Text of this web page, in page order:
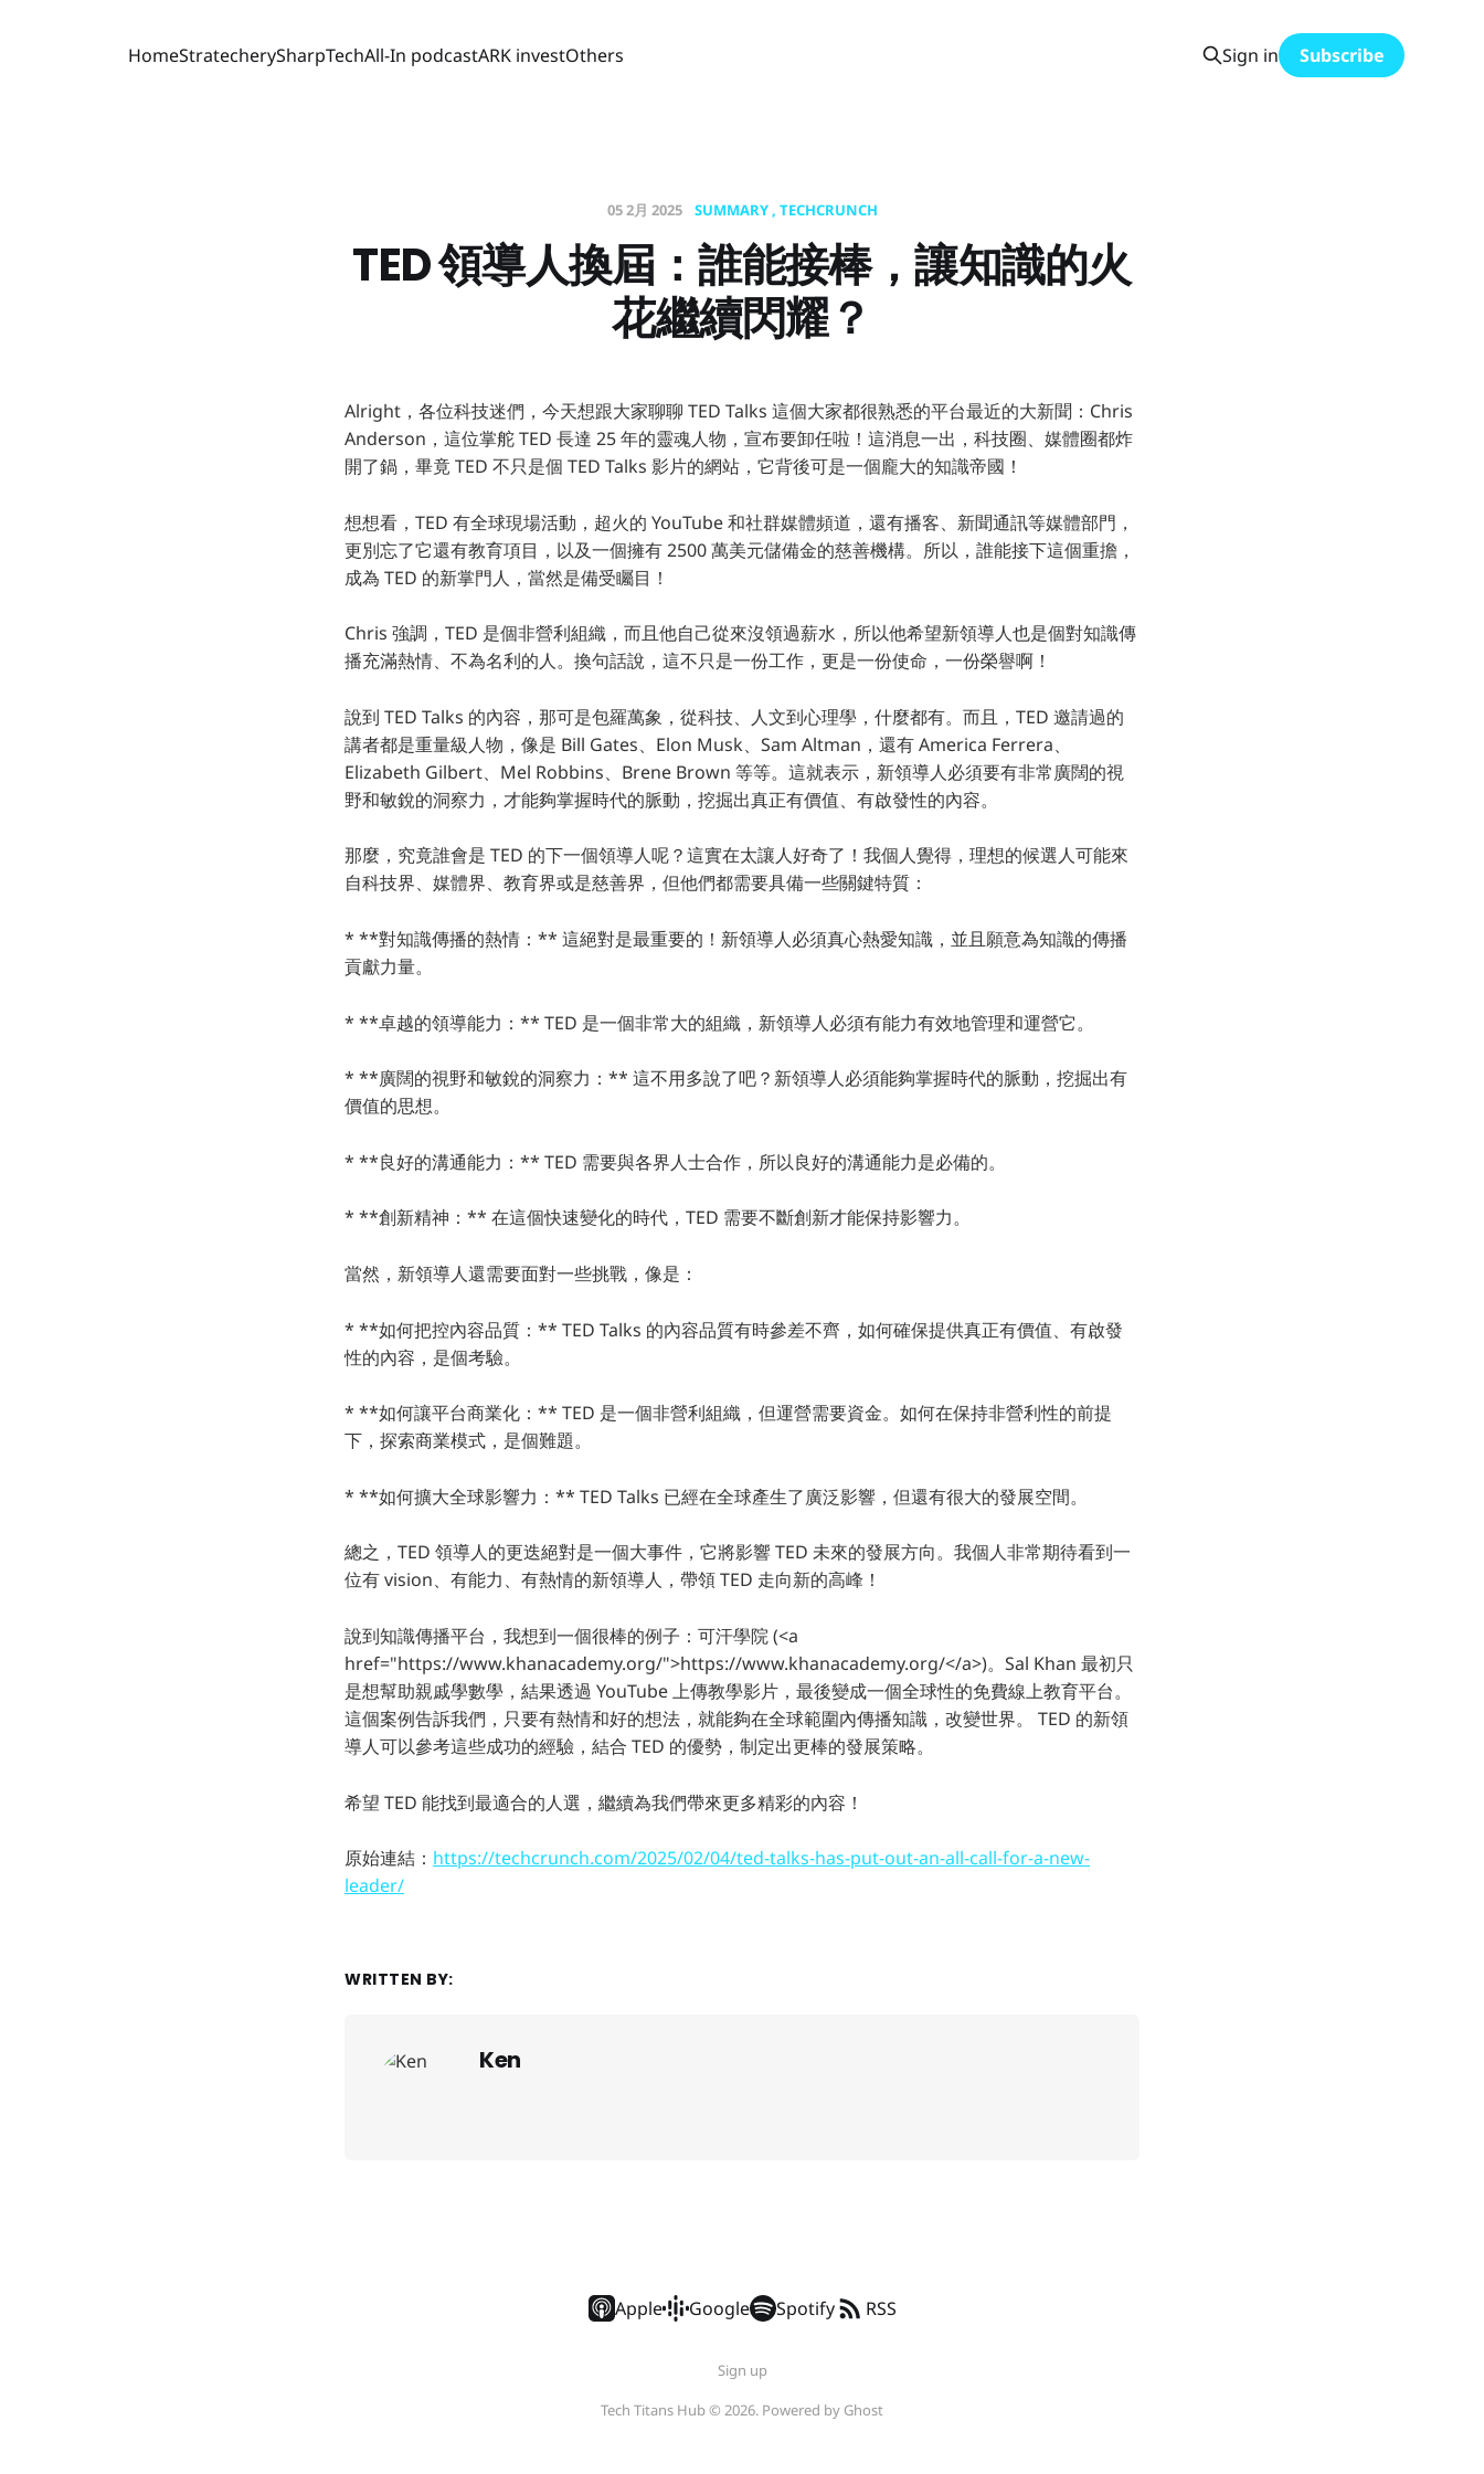
HomeStratecherySharpTechAll-In podcastARK investOthers Sign in Subscribe
05 2月 2025 SUMMARY TECHCRUNCH
TED 領導人換屆：誰能接棒，讓知識的火
花繼續閃耀？
Alright，各位科技迷們，今天想跟大家聊聊 TED Talks 這個大家都很熟悉的平台最近的大新聞：Chris
Anderson，這位掌舵 TED 長達 25 年的靈魂人物，宣布要卸任啦！這消息一出，科技圈、媒體圈都炸
開了鍋，畢竟 TED 不只是個 TED Talks 影片的網站，它背後可是一個龐大的知識帝國！
想想看，TED 有全球現場活動，超火的 YouTube 和社群媒體頻道，還有播客、新聞通訊等媒體部門，
更別忘了它還有教育項目，以及一個擁有 2500 萬美元儲備金的慈善機構。所以，誰能接下這個重擔，
成為 TED 的新掌門人，當然是備受矚目！
Chris 強調，TED 是個非營利組織，而且他自己從來沒領過薪水，所以他希望新領導人也是個對知識傳
播充滿熱情、不為名利的人。換句話說，這不只是一份工作，更是一份使命，一份榮譽啊！
說到 TED Talks 的內容，那可是包羅萬象，從科技、人文到心理學，什麼都有。而且，TED 邀請過的
講者都是重量級人物，像是 Bill Gates、Elon Musk、Sam Altman，還有 America Ferrera、
Elizabeth Gilbert、Mel Robbins、Brene Brown 等等。這就表示，新領導人必須要有非常廣闊的視
野和敏銳的洞察力，才能夠掌握時代的脈動，挖掘出真正有價值、有啟發性的內容。
那麼，究竟誰會是 TED 的下一個領導人呢？這實在太讓人好奇了！我個人覺得，理想的候選人可能來
自科技界、媒體界、教育界或是慈善界，但他們都需要具備一些關鍵特質：
* **對知識傳播的熱情：** 這絕對是最重要的！新領導人必須真心熱愛知識，並且願意為知識的傳播
貢獻力量。
* **卓越的領導能力：** TED 是一個非常大的組織，新領導人必須有能力有效地管理和運營它。
* **廣闊的視野和敏銳的洞察力：** 這不用多說了吧？新領導人必須能夠掌握時代的脈動，挖掘出有
價值的思想。
* **良好的溝通能力：** TED 需要與各界人士合作，所以良好的溝通能力是必備的。
* **創新精神：** 在這個快速變化的時代，TED 需要不斷創新才能保持影響力。
當然，新領導人還需要面對一些挑戰，像是：
* **如何把控內容品質：** TED Talks 的內容品質有時參差不齊，如何確保提供真正有價值、有啟發
性的內容，是個考驗。
* **如何讓平台商業化：** TED 是一個非營利組織，但運營需要資金。如何在保持非營利性的前提
下，探索商業模式，是個難題。
* **如何擴大全球影響力：** TED Talks 已經在全球產生了廣泛影響，但還有很大的發展空間。
總之，TED 領導人的更迭絕對是一個大事件，它將影響 TED 未來的發展方向。我個人非常期待看到一
位有 vision、有能力、有熱情的新領導人，帶領 TED 走向新的高峰！
說到知識傳播平台，我想到一個很棒的例子：可汗學院 (<a
href="https://www.khanacademy.org/">https://www.khanacademy.org/</a>)。Sal Khan 最初只
是想幫助親戚學數學，結果透過 YouTube 上傳教學影片，最後變成一個全球性的免費線上教育平台。
這個案例告訴我們，只要有熱情和好的想法，就能夠在全球範圍內傳播知識，改變世界。 TED 的新領
導人可以參考這些成功的經驗，結合 TED 的優勢，制定出更棒的發展策略。
希望 TED 能找到最適合的人選，繼續為我們帶來更多精彩的內容！
原始連結： https://techcrunch.com/2025/02/04/ted-talks-has-put-out-an-all-call-for-a-new-
leader/
WRITTEN BY:
Ken
Apple Google Spotify RSS
Sign up
Tech Titans Hub © 2026. Powered by Ghost